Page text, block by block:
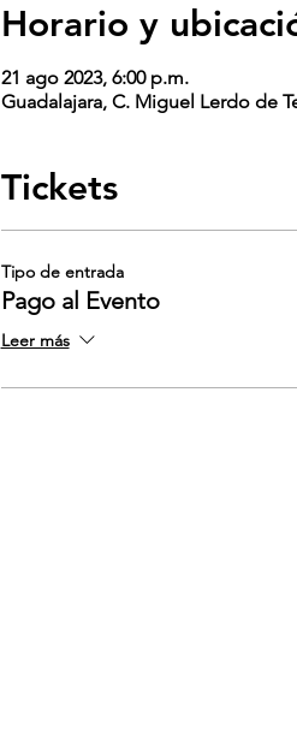
Horario y
21 ago 2023, 6:00 p.m.
Guadalajara, C. Miguel Lerdo de
Tickets
Tipo de entrada
Pago al Evento
Leer más